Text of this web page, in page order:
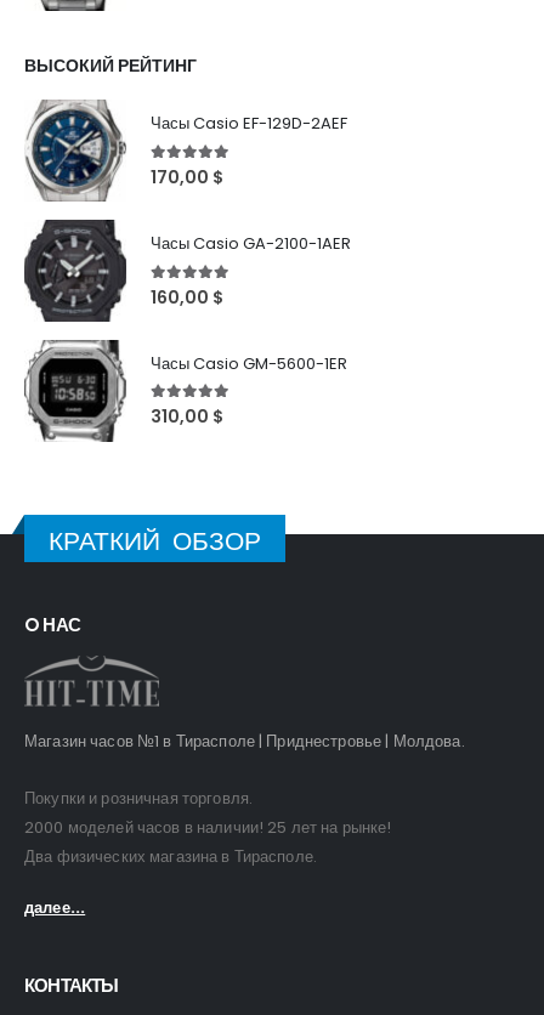
ВЫСОКИЙ РЕЙТИНГ
Часы Casio EF-129D-2AEF
5out of 5
170,00 $
Часы Casio GA-2100-1AER
5out of 5
160,00 $
Часы Casio GM-5600-1ER
5out of 5
310,00 $
КРАТКИЙ ОБЗОР
O НАС
Магазин часов №1 в Тирасполе | Приднестровье | Молдова.
Покупки и розничная торговля.
2000 моделей часов в наличии! 25 лет на рынке!
Два физических магазина в Тирасполе.
далее...
КОНТАКТЫ